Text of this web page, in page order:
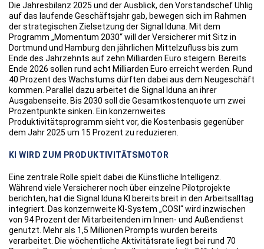
Die Jahresbilanz 2025 und der Ausblick, den Vorstandschef Uhlig
auf das laufende Geschäftsjahr gab, bewegen sich im Rahmen
der strategischen Zielsetzung der Signal Iduna. Mit dem
Programm „Momentum 2030“ will der Versicherer mit Sitz in
Dortmund und Hamburg den jährlichen Mittelzufluss bis zum
Ende des Jahrzehnts auf zehn Milliarden Euro steigern. Bereits
Ende 2026 sollen rund acht Milliarden Euro erreicht werden. Rund
40 Prozent des Wachstums dürften dabei aus dem Neugeschäft
kommen. Parallel dazu arbeitet die Signal Iduna an ihrer
Ausgabenseite. Bis 2030 soll die Gesamtkostenquote um zwei
Prozentpunkte sinken. Ein konzernweites
Produktivitätsprogramm sieht vor, die Kostenbasis gegenüber
dem Jahr 2025 um 15 Prozent zu reduzieren.
KI WIRD ZUM PRODUKTIVITÄTSMOTOR
Eine zentrale Rolle spielt dabei die Künstliche Intelligenz.
Während viele Versicherer noch über einzelne Pilotprojekte
berichten, hat die Signal Iduna KI bereits breit in den Arbeitsalltag
integriert. Das konzernweite KI-System „COSI“ wird inzwischen
von 94 Prozent der Mitarbeitenden im Innen- und Außendienst
genutzt. Mehr als 1,5 Millionen Prompts wurden bereits
verarbeitet. Die wöchentliche Aktivitätsrate liegt bei rund 70